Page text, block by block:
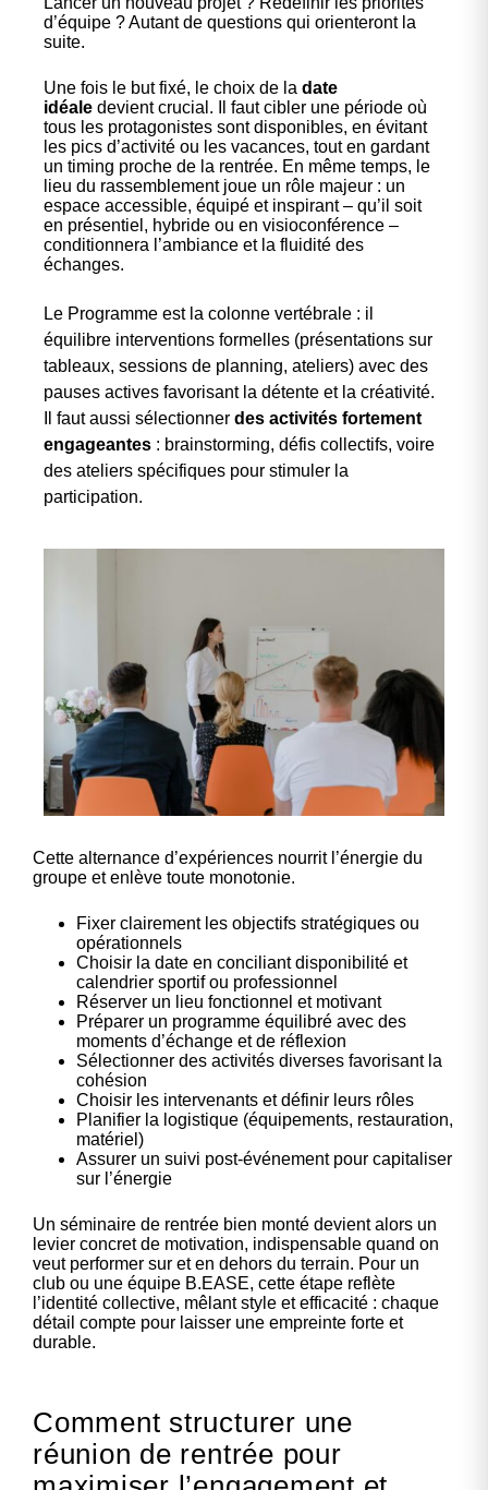
d’équipe ? Autant de questions qui orienteront la
suite.
Une fois le but fixé, le choix de la date
idéale devient crucial. Il faut cibler une période où
tous les protagonistes sont disponibles, en évitant
les pics d’activité ou les vacances, tout en gardant
un timing proche de la rentrée. En même temps, le
lieu du rassemblement joue un rôle majeur : un
espace accessible, équipé et inspirant – qu’il soit
en présentiel, hybride ou en visioconférence –
conditionnera l’ambiance et la fluidité des
échanges.
Le Programme est la colonne vertébrale : il
équilibre interventions formelles (présentations sur
tableaux, sessions de planning, ateliers) avec des
pauses actives favorisant la détente et la créativité.
Il faut aussi sélectionner des activités fortement
engageantes : brainstorming, défis collectifs, voire
des ateliers spécifiques pour stimuler la
participation.
Cette alternance d’expériences nourrit l’énergie du
groupe et enlève toute monotonie.
Fixer clairement les objectifs stratégiques ou
opérationnels
Choisir la date en conciliant disponibilité et
calendrier sportif ou professionnel
Réserver un lieu fonctionnel et motivant
Préparer un programme équilibré avec des
moments d’échange et de réflexion
Sélectionner des activités diverses favorisant la
cohésion
Choisir les intervenants et définir leurs rôles
Planifier la logistique (équipements, restauration,
matériel)
Assurer un suivi post-événement pour capitaliser
sur l’énergie
Un séminaire de rentrée bien monté devient alors un
levier concret de motivation, indispensable quand on
veut performer sur et en dehors du terrain. Pour un
club ou une équipe B.EASE, cette étape reflète
l’identité collective, mêlant style et efficacité : chaque
détail compte pour laisser une empreinte forte et
durable.
Comment structurer une
réunion de rentrée pour